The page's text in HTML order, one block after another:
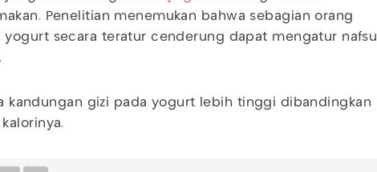
Penelitian menemukan bahwa sebagian orang
yogurt secara teratur cenderung dapat mengatur nafsu
kandungan gizi pada yogurt lebih tinggi dibandingkan